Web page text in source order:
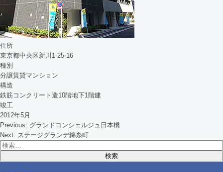
住所
東京都中央区新川1-25-16
種別
分譲賃貸マンション
構造
鉄筋コンクリート造10階地下1階建
竣工
2012年5月
投
稿
Previous: グランドコンシェルジュ日本橋
Next: ステージグランデ錦糸町
検
索: